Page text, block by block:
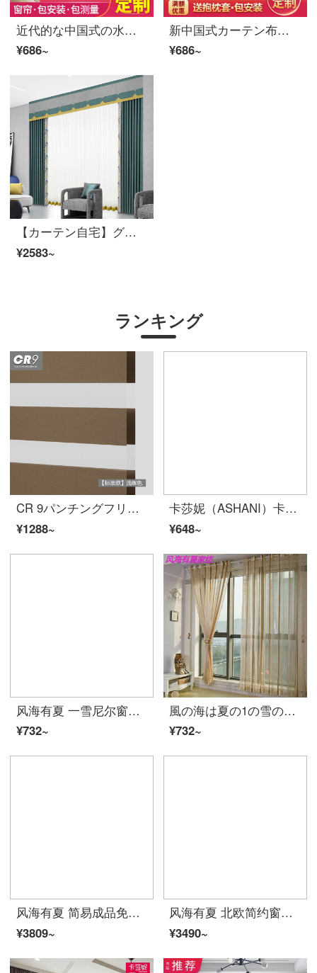
近代的な中国式の水墨山水画の風景のリビングルームの書斎の部屋のカーテンの薄い金の紗の窓の紗S 0633紗-穴を開けて広い1メートルの価格をかきます/何メートルを要していくつの件を撮影しますか？
¥686~
新中国式カーテン布糸客間の3 Dデジタルプリント家と富貴寝室の遮光窓ホテルのベランダ会所の事務風景の花の紗のカーテンを注文して作ってください。
¥686~
【カーテン自宅】グレンブルーカーテン製品の簡約現代高遮光ジャカードのつなぎ合わせ定型化ポリエステル千格鳥リビングルームの床の窓カスタムJBLW 005 Sフック/カーテンヘッドを含まない(高さ2.6メートル以内で変更可能)一メートル当たりの単価
¥2583~
ランキング
CR 9パンチングフリー高さ遮光フレックスカーテン二層ブラインドキッチンオフィス標準モデル-浅カレー色MP-R 14-HZ 10
¥1288~
卡莎妮（ASHANI）卡通森林小动物儿童房窗帘布纱小清新卧室客厅飘窗现代简约可爱风 E0105-兔子 纱-挂钩宽1米价格/要几米拍几件
¥648~
风海有夏 一雪尼尔窗帘成品定做卧室客厅阳台隔断现代简约条纹窗纱帘夏 浅咖啡 1.0(宽)*2.7(高)一块挂钩
¥732~
風の海は夏の1の雪のニールのカーテンの既製品があって、寝室のベランダを注文して作らせます。
¥732~
风海有夏 简易成品免打孔窗帘安装出租房遮光短帘飘窗卧室客厅小窗户宿舍夏 灰色灯泡短款85%遮光 6米宽*2高对开式/适宽:3.6-4.03米黑色弹
¥3809~
风海有夏 北欧简约窗帘遮光轻奢现代高档大气客厅卧室遮阳隔热拼接夏 暖米色 宽4.0*高2.7米一片（挂钩款）挂钩
¥3490~